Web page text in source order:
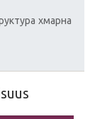
хмарна